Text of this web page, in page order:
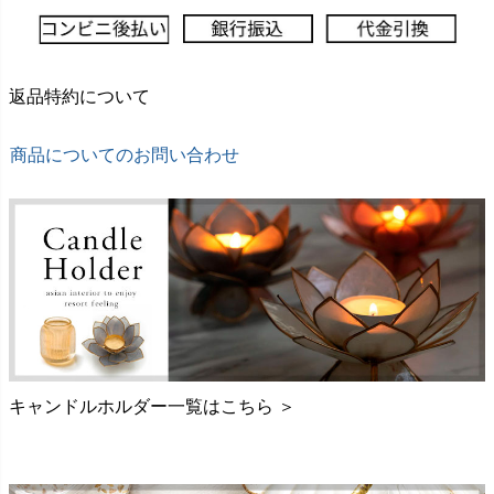
返品特約について
商品についてのお問い合わせ
キャンドルホルダー一覧はこちら ＞